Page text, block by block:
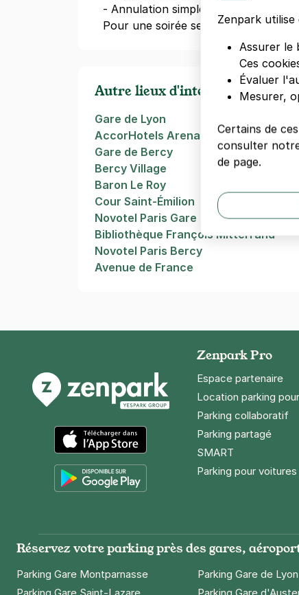
- Annulation simple en cas de
Pour une soirée sereine, pensez à
Autre lieux d'intérêts à Paris
Gare de Lyon
AccorHotels Arena (Bercy Arena)
Gare de Bercy
Bercy Village
Baron Le Roy
Cour Saint-Émilion
Novotel Paris Gare De Lyon
Bibliothèque François Mitterrand
Novotel Paris Bercy
Avenue de France
App Store
Zenpark Pro
Espace partenaire
Location parking
Parking collaboratif
Parking partagé
SMART
Parking pour
Réservez votre parking près des gares,
Parking Gare Montparnasse Parking Gare de Lyon
Zenpark
Assurer le
Ces
Évaluer
Mesurer,
Certains de
consulter
de page.